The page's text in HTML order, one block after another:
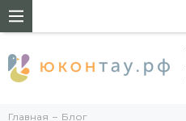
Главная Блог